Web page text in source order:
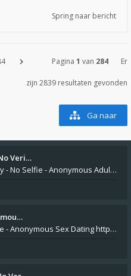
Spring naar bericht
Pagina 1 van 284 Er
zijn 2839 resultaten gevonden
Ga naar
Veri…
Private Girls From Your City - No Selfie - Anonymous Adult Dating https://privatedates.live Private Girls In Your
Girls In Your City - No Selfie - Anonymous Sex Dating https://SecretPrivat.com Womens In Your Town - Anonymous S